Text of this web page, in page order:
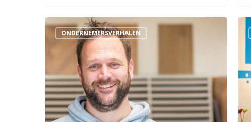
De
Paal
Parket
ONDERNEMERSVERHALEN
OK